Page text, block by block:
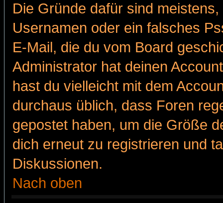
Die Gründe dafür sind
Usernamen oder ein falsches
E-Mail, die du vom Board
Administrator hat deinen
hast du vielleicht mit dem
durchaus üblich, dass Foren
gepostet haben, um die Größe
dich erneut zu registrieren und
Diskussionen.
Nach oben